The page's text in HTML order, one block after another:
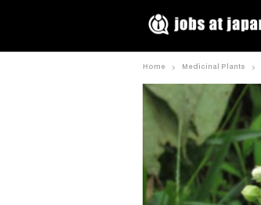
Home Medicinal Plants